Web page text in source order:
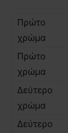
Πρώτο
χρώµα
Πρώτο
χρώµα
∆εύτερο
χρώµα
∆εύτερο